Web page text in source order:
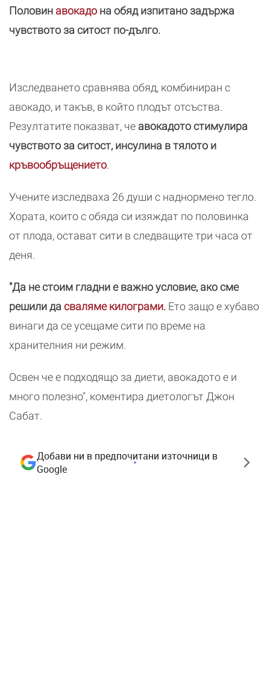
Половин авокадо на обяд изпитано задържа
чувството за ситост по-дълго.
Изследването сравнява обяд, комбиниран с
авокадо, и такъв, в който плодът отсъства.
Резултатите показват, че авокадото стимулира
чувството за ситост, инсулина в тялото и
кръвообръщението.
Учените изследваха 26 души с наднормено тегло.
Хората, които с обяда си изяждат по половинка
от плода, остават сити в следващите три часа от
деня.
"Да не стоим гладни е важно условие, ако сме
решили да сваляме килограми. Ето защо е хубаво
винаги да се усещаме сити по време на
хранителния ни режим.
Освен че е подходящо за диети, авокадото е и
много полезно", коментира диетологът Джон
Сабат.
Добави ни в предпочитани източници в
Google